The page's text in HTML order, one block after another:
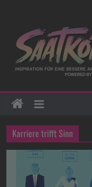
Karriere trifft Sinn